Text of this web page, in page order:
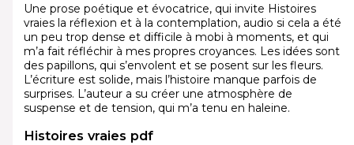
Une prose poétique et évocatrice, qui invite Histoires
vraies la réflexion et à la contemplation, audio si cela a été
un peu trop dense et difficile à mobi à moments, et qui
m’a fait réfléchir à mes propres croyances. Les idées sont
des papillons, qui s’envolent et se posent sur les fleurs.
L’écriture est solide, mais l’histoire manque parfois de
surprises. L’auteur a su créer une atmosphère de
suspense et de tension, qui m’a tenu en haleine.
Histoires vraies pdf